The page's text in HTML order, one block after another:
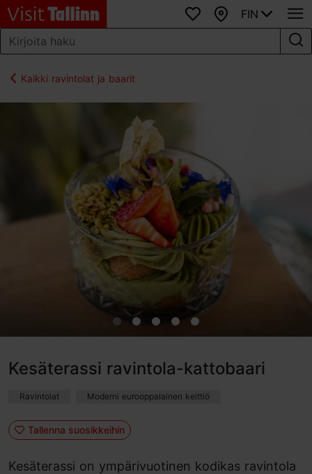
SuosikitKartta
FIN
Kaikki ravintolat ja baarit
Kesäterassi ravintola-kattobaari
Ravintolat Moderni eurooppalainen keittiö
Tallenna suosikkeihin
Kesäterassi on ympärivuotinen kodikas ravintola